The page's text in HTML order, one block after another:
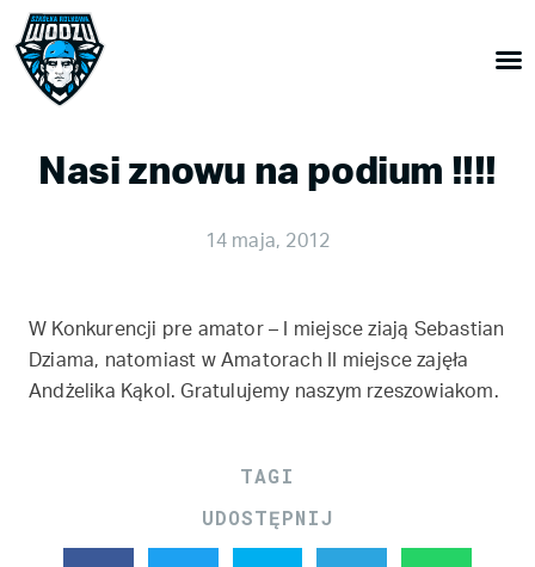
Nasi znowu na podium !!!!
14 maja, 2012
W Konkurencji pre amator – I miejsce ziają Sebastian
Dziama, natomiast w Amatorach II miejsce zajęła
Andżelika Kąkol. Gratulujemy naszym rzeszowiakom.
TAGI
UDOSTĘPNIJ